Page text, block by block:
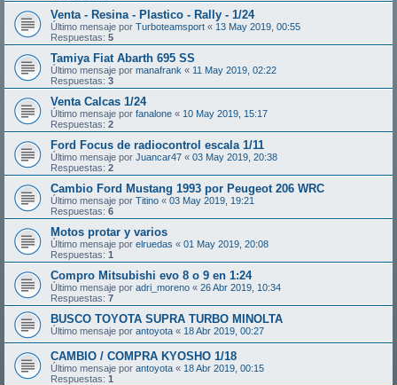
Venta - Resina - Plastico - Rally - 1/24
Último mensaje por Turboteamsport « 13 May 2019, 00:55
Respuestas: 5
Tamiya Fiat Abarth 695 SS
Último mensaje por manafrank « 11 May 2019, 02:22
Respuestas: 3
Venta Calcas 1/24
Último mensaje por fanalone « 10 May 2019, 15:17
Respuestas: 2
Ford Focus de radiocontrol escala 1/11
Último mensaje por Juancar47 « 03 May 2019, 20:38
Respuestas: 2
Cambio Ford Mustang 1993 por Peugeot 206 WRC
Último mensaje por Titino « 03 May 2019, 19:21
Respuestas: 6
Motos protar y varios
Último mensaje por elruedas « 01 May 2019, 20:08
Respuestas: 1
Compro Mitsubishi evo 8 o 9 en 1:24
Último mensaje por adri_moreno « 26 Abr 2019, 10:34
Respuestas: 7
BUSCO TOYOTA SUPRA TURBO MINOLTA
Último mensaje por antoyota « 18 Abr 2019, 00:27
CAMBIO / COMPRA KYOSHO 1/18
Último mensaje por antoyota « 18 Abr 2019, 00:15
Respuestas: 1